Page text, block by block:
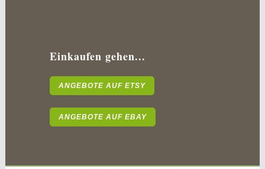
Einkaufen gehen...
ANGEBOTE AUF ETSY
ANGEBOTE AUF EBAY